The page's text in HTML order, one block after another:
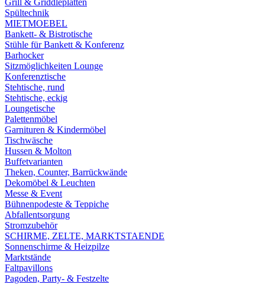
Grill & Griddleplatten
Spültechnik
MIETMOEBEL
Bankett- & Bistrotische
Stühle für Bankett & Konferenz
Barhocker
Sitzmöglichkeiten Lounge
Konferenztische
Stehtische, rund
Stehtische, eckig
Loungetische
Palettenmöbel
Garnituren & Kindermöbel
Tischwäsche
Hussen & Molton
Buffetvarianten
Theken, Counter, Barrückwände
Dekomöbel & Leuchten
Messe & Event
Bühnenpodeste & Teppiche
Abfallentsorgung
Stromzubehör
SCHIRME, ZELTE, MARKTSTAENDE
Sonnenschirme & Heizpilze
Marktstände
Faltpavillons
Pagoden, Party- & Festzelte